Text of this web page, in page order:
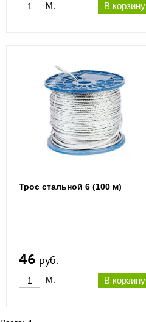
В корзину
М.
Трос стальной 6 (100 м)
46 руб.
В корзину
М.